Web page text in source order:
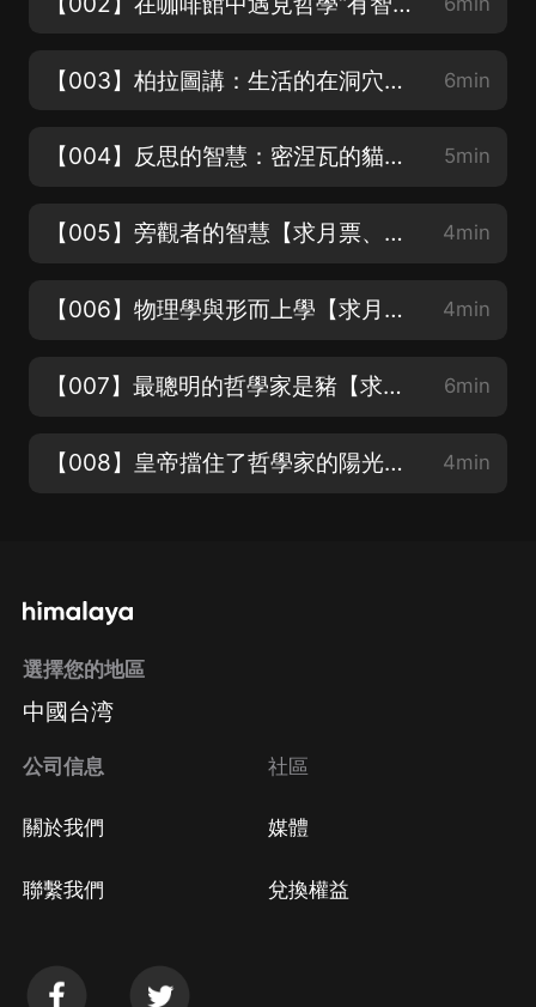
【003】柏拉圖講：生活的在洞穴里的人和走出洞穴的囚徒【求月票、求點讚、求分享哦】 6min
【004】反思的智慧：密涅瓦的貓頭鷹【求月票、求點讚收藏、求分享哦】 5min
【005】旁觀者的智慧【求月票、求點讚收藏、求分享哦】 4min
【006】物理學與形而上學【求月票、求點讚、求收藏分享哦】 4min
【007】最聰明的哲學家是豬【求點讚、收藏、月票哦】 6min
【008】皇帝擋住了哲學家的陽光【求月票、求點讚、求分享哦】 4min
選擇您的地區
中國台湾
公司信息
關於我們
聯繫我們
社區
媒體
兌換權益